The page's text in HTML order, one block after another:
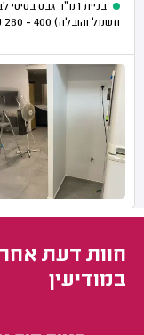
חשמל והובלה) 400 - 280
חוות דעת
במודיעין